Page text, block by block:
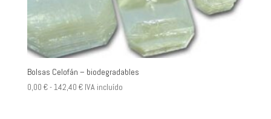
Bolsas Celofán – biodegradables
0,00 €-142,40 €Rango
IVA incluído